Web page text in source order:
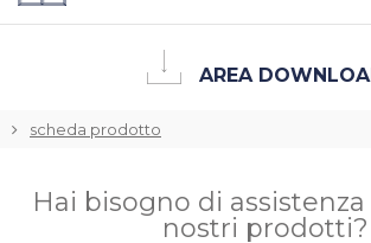
AREA
scheda prodotto
Hai bisogno di
nostri prodotti?